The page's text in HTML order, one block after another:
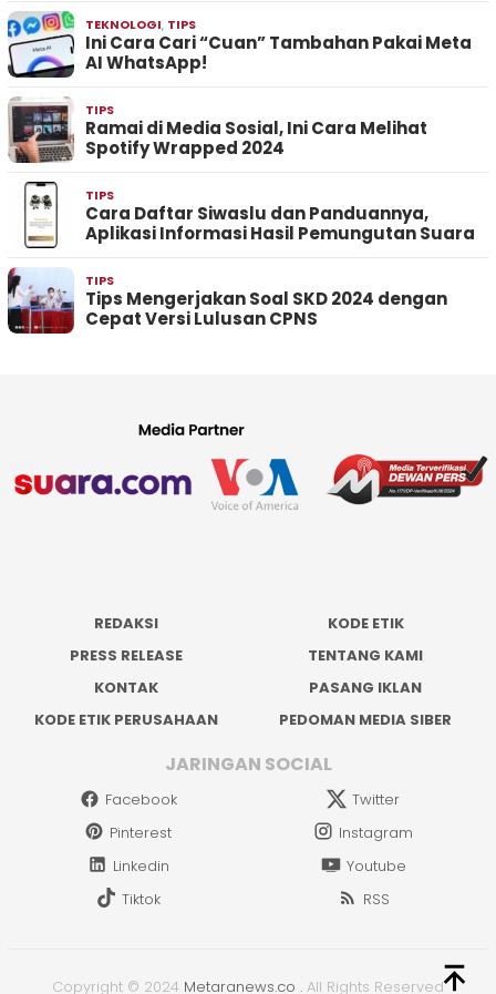
TEKNOLOGI, TIPS
Ini Cara Cari “Cuan” Tambahan Pakai Meta
AI WhatsApp!
TIPS
Ramai di Media Sosial, Ini Cara Melihat
Spotify Wrapped 2024
TIPS
Cara Daftar Siwaslu dan Panduannya,
Aplikasi Informasi Hasil Pemungutan Suara
TIPS
Tips Mengerjakan Soal SKD 2024 dengan
Cepat Versi Lulusan CPNS
REDAKSI
KODE ETIK
PRESS RELEASE
TENTANG KAMI
KONTAK
PASANG IKLAN
KODE ETIK PERUSAHAAN
PEDOMAN MEDIA SIBER
JARINGAN SOCIAL
Facebook
Twitter
Pinterest
Instagram
Linkedin
Youtube
Tiktok
RSS
Copyright © 2024 Metaranews.co . All Rights Reserved